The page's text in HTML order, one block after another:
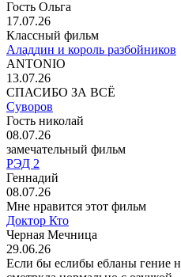
Гость Ольга
17.07.26
Классный фильм
Аладдин и король разбойников
ANTONIO
13.07.26
СПАСИБО ЗА ВСЁ
Суворов
Гость николай
08.07.26
замечательный фильм
РЭД 2
Геннадий
08.07.26
Мне нравится этот фильм
Доктор Кто
Черная Мечница
29.06.26
Если бы еслибы ебланы гение